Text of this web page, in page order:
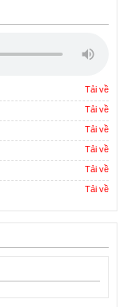
Tải về
Tải về
Tải về
Tải về
Tải về
Tải về